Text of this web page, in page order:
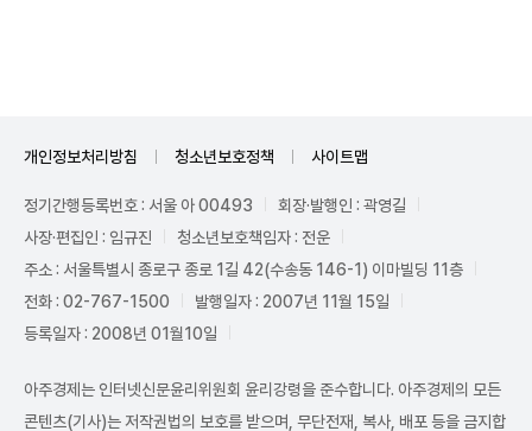
개인정보처리방침 청소년보호정책 사이트맵
정기간행등록번호 : 서울 아 00493
회장·발행인 : 곽영길
사장·편집인 : 임규진
청소년보호책임자 : 전운
주소 : 서울특별시 종로구 종로 1길 42(수송동 146-1) 이마빌딩 11층
전화 : 02-767-1500
발행일자 : 2007년 11월 15일
등록일자 : 2008년 01월10일
아주경제는 인터넷신문윤리위원회 윤리강령을 준수합니다. 아주경제의 모든
콘텐츠(기사)는 저작권법의 보호를 받으며, 무단전재, 복사, 배포 등을 금지합